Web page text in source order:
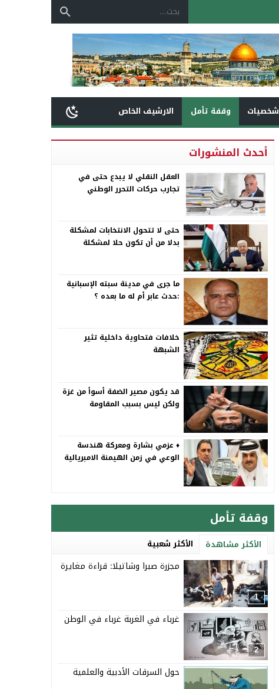
شخصيات وقفة تأمل الارشيف الخاص
أحدث المنشورات
العقل النقلي لا يبدع حتى في
تجارب حركات التحرر الوطني
حتى لا تتحول الانتخابات لمشكلة
بدلا من أن تكون حلا لمشكلة
ما جرى في مدينة سبته الإسبانية
:حدث عابر أم له ما بعده ؟
خلافات فتحاوية داخلية تثير
الشبهة
قد يكون مصير الضفة أسوأ من غزة
ولكن ليس بسبب المقاومة
♦️ عزمي بشارة ومعركة هندسة
الوعي في زمن الهيمنة الامبريالية
وقفة تأمل
الأكثر مشاهدة الأكثر شعبية
1
مجزرة صبرا وشاتيلا: قراءة مغايرة
2
غرباء في الغربة غرباء في الوطن
حول السرقات الأدبية والعلمية